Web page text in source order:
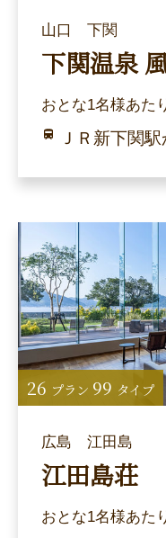
山口 下関
下関温泉
おとな1名様あた
ＪＲ新下関
広島 江田島
江田島荘
おとな1名様あた
26 プラン 99 タイプ